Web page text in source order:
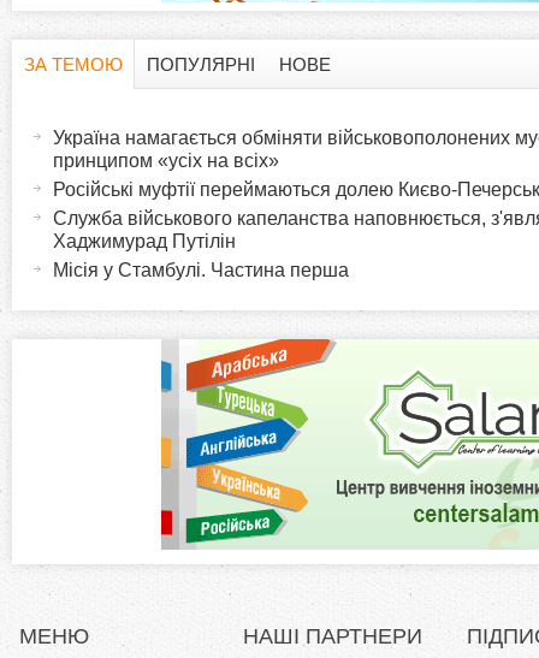
z
a
ЗА ТЕМОЮ
в
ПОПУЛЯРНІ НОВЕ
Україна намагається обміняти військовополонених
принципом «усіх на всіх»
Російські муфтії переймаються долею Києво-
Служба військового капеланства наповнюється,
Хаджимурад Путілін
Місія у Стамбулі. Частина перша
МЕНЮ НАШІ ПАРТНЕРИ